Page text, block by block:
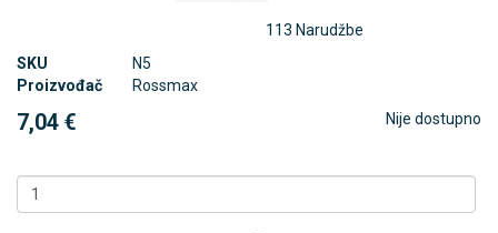
113 Narudžbe
SKU
N5
Proizvođač
Rossmax
7,04 € Nije dostupno